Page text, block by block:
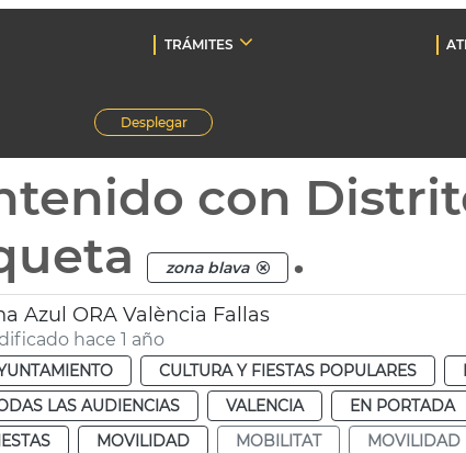
TRÁMITES
Desplegar
con
zona blava .
Azul ORA València Fallas
hace 1 año
CULTURA Y FIESTAS POPULARES
LAS AUDIENCIAS
VALENCIA EN PORTADA
MOVILIDAD MOBILITAT MOVILIDAD